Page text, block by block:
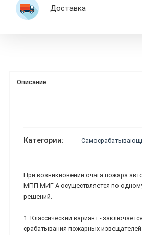
Доставка
Описание
Категории:
При возникновении очага пожара
МПП МИГ А осуществляется по
решений.
1. Классический вариант -
срабатывания пожарных